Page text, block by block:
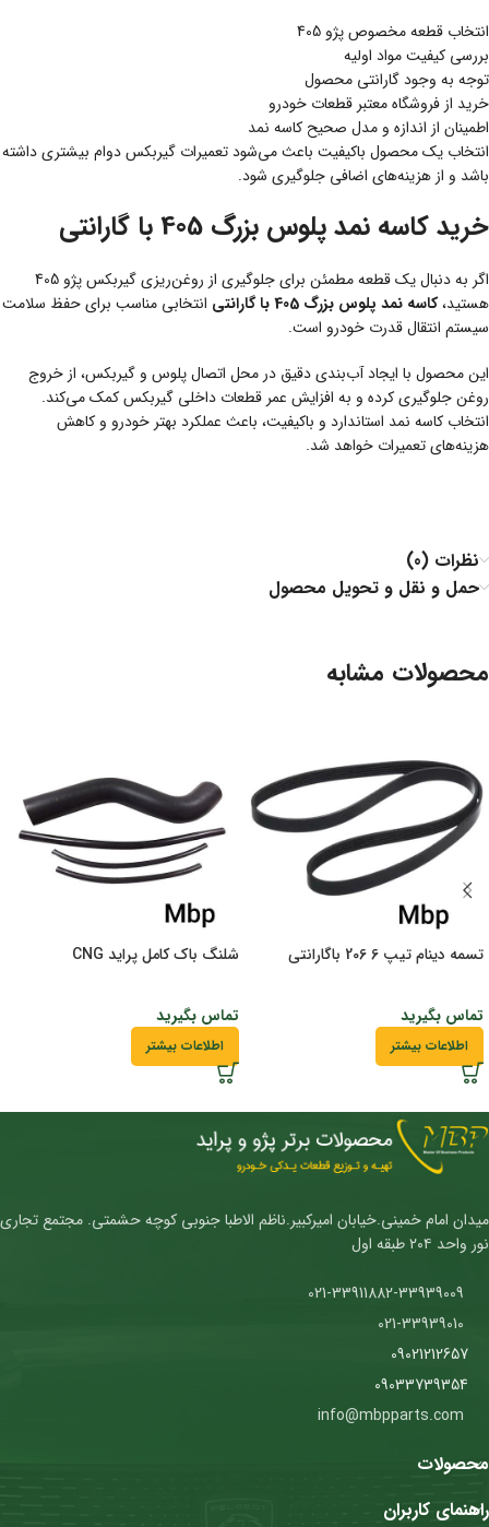
انتخاب قطعه مخصوص پژو 405
بررسی کیفیت مواد اولیه
توجه به وجود گارانتی محصول
خرید از فروشگاه معتبر قطعات خودرو
اطمینان از اندازه و مدل صحیح کاسه نمد
انتخاب یک محصول باکیفیت باعث می‌شود تعمیرات گیربکس دوام بیشتری داشته
باشد و از هزینه‌های اضافی جلوگیری شود.
خرید کاسه نمد پلوس بزرگ 405 با گارانتی
اگر به دنبال یک قطعه مطمئن برای جلوگیری از روغن‌ریزی گیربکس پژو 405
هستید،کاسه نمد پلوس بزرگ 405 با گارانتی
انتخابی مناسب برای حفظ سلامت
سیستم انتقال قدرت خودرو است.
این محصول با ایجاد آب‌بندی دقیق در محل اتصال پلوس و گیربکس، از خروج
روغن جلوگیری کرده و به افزایش عمر قطعات داخلی گیربکس کمک می‌کند.
انتخاب کاسه نمد استاندارد و باکیفیت، باعث عملکرد بهتر خودرو و کاهش
هزینه‌های تعمیرات خواهد شد.
نظرات (0)
حمل و نقل و تحویل محصول
محصولات مشابه
تسمه دینام تیپ 6 206 باگارانتی
تماس بگیرید
اطلاعات بیشتر
شلنگ باک کامل پراید CNG
تماس بگیرید
اطلاعات بیشتر
میدان امام خمینی.خیابان امیرکبیر.ناظم الاطبا جنوبی کوچه حشمتی. مجتمع تجاری
نور واحد ۲۰۴ طبقه اول
09021212657
09033739354
محصولات
راهنمای کاربران